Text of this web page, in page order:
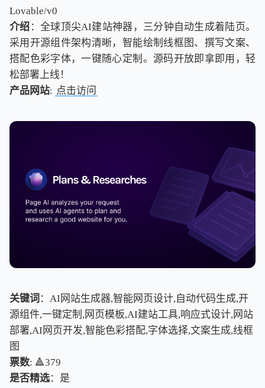
Lovable/v0
介绍 ：全球顶尖AI建站神器，三分钟自动生成着陆页。
采用开源组件架构清晰，智能绘制线框图、撰写文案、
搭配色彩字体，一键随心定制。源码开放即拿即用，轻
松部署上线！
产品网站: 点击访问
关键词 ：AI网站生成器,智能网页设计,自动代码生成,开
源组件,一键定制,网页模板,AI建站工具,响应式设计,网站
部署,AI网页开发,智能色彩搭配,字体选择,文案生成,线框
图
票数: 🔺379
是否精选：是